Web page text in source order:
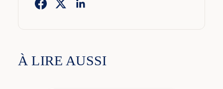
À LIRE AUSSI